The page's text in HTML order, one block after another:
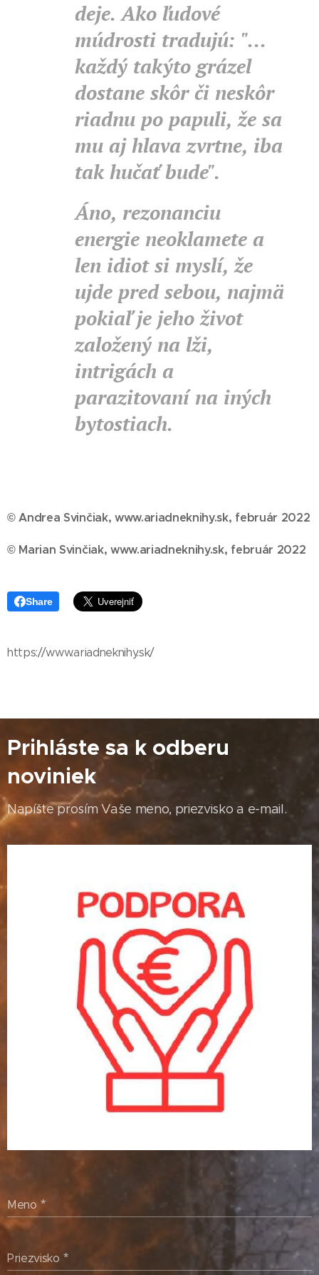
deje. Ako ľudové
múdrosti tradujú: "...
každý takýto grázel
dostane skôr či neskôr
riadnu po papuli, že sa
mu aj hlava zvrtne, iba
tak hučať bude".
Áno, rezonanciu
energie neoklamete a
len idiot si myslí, že
ujde pred sebou, najmä
pokiaľ je jeho život
založený na lži,
intrigách a
parazitovaní na iných
bytostiach.
© Andrea Svinčiak, www.ariadneknihy.sk, február 2022
© Marian Svinčiak, www.ariadneknihy.sk, február 2022
Share
https://www.ariadneknihy.sk/
Prihláste sa k odberu
noviniek
Napíšte prosím Vaše meno, priezvisko a e-mail.
Meno
Priezvisko